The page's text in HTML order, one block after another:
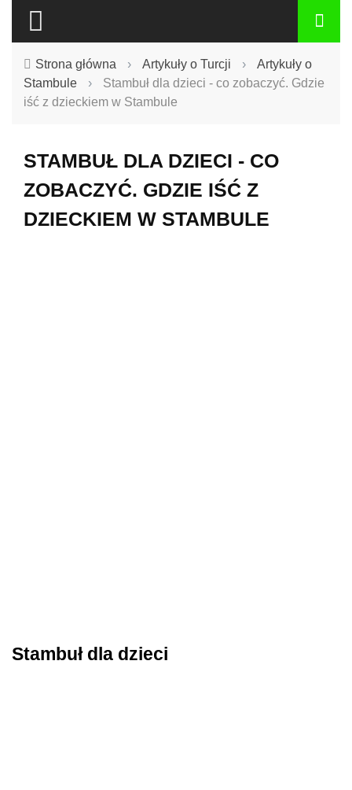
Strona główna › Artykuły o Turcji ›
Artykuły o
Stambule
›
Stambuł dla dzieci - co zobaczyć. Gdzie
iść z dzieckiem w Stambule
STAMBUŁ DLA DZIECI - CO
ZOBACZYĆ. GDZIE IŚĆ Z
DZIECKIEM W STAMBULE
Stambuł dla dzieci